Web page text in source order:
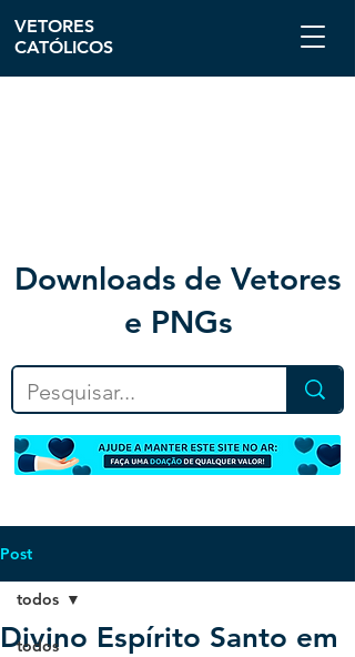
Downloads de Vetores
e PNGs
VETORES
CATÓLICOS
Post
todos
todos
Divino Espírito Santo em